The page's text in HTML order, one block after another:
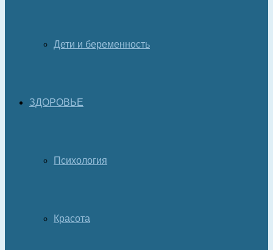
Дети и беременность
ЗДОРОВЬЕ
Психология
Красота